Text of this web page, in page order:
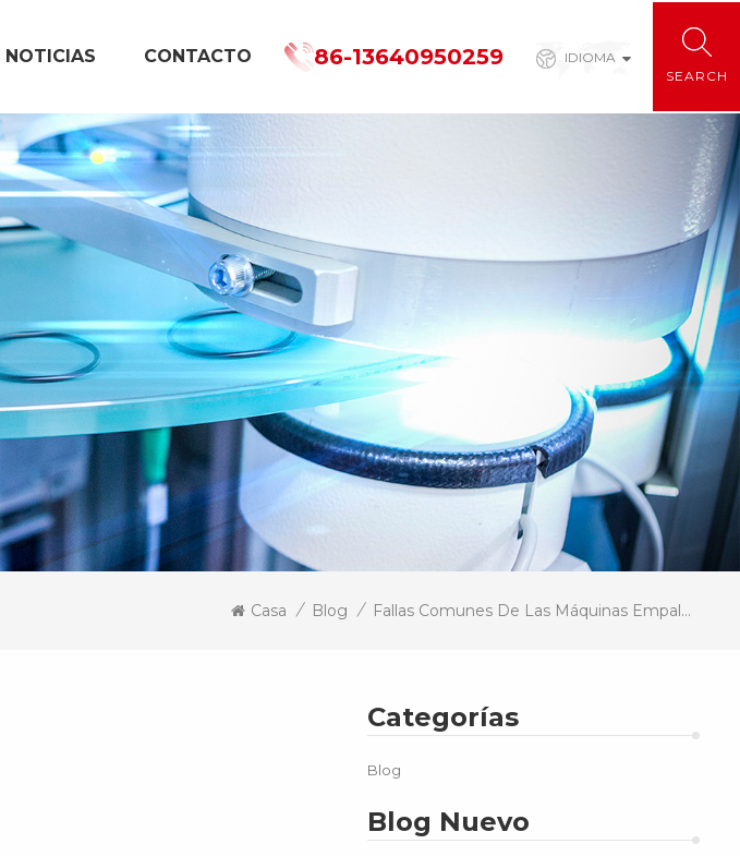
IDIOMA
86-13640950259
NOTICIAS CONTACTO
Casa / Blog / Fallas Comunes De Las Máquinas Empalmadoras Y Soluciones
Categorías
Blog
Blog Nuevo